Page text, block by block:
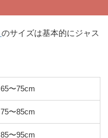
のサイズは基本的にジャス
65〜75cm
75〜85cm
85〜95cm